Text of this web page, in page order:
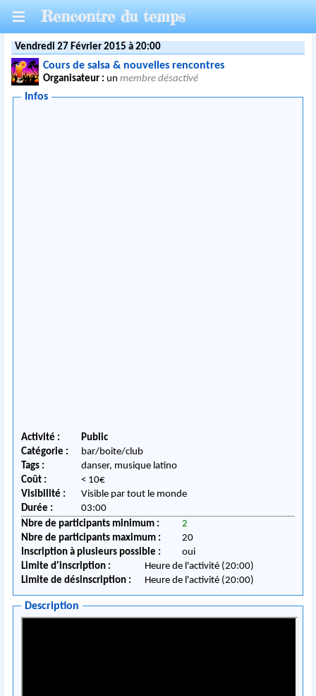
Rencontre du temps
Vendredi 27 Février 2015 à 20:00
Cours de salsa & nouvelles rencontres
Organisateur : unmembre désactivé
Infos
Activité :
Public
Catégorie :
bar/boite/club
Tags :
danser, musique latino
Coût :
< 10€
Visibilité :
Visible par tout le monde
Durée :
03:00
Nbre de participants minimum :
2
Nbre de participants maximum :
20
Inscription à plusieurs possible :
oui
Limite d'inscription :
Heure de l'activité (20:00)
Limite de désinscription :
Heure de l'activité (20:00)
Description